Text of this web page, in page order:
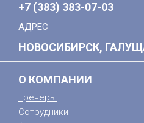
+7 (383) 383-07-03
АДРЕС
НОВОСИБИРСК,
О КОМПАНИИ
Тренеры
Сотрудники